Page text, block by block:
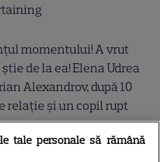
momentului! A vrut
știe de la ea! Elena Udrea
Alexandrov, după 10
relație și un copil rupt
au...
tale personale să rămână